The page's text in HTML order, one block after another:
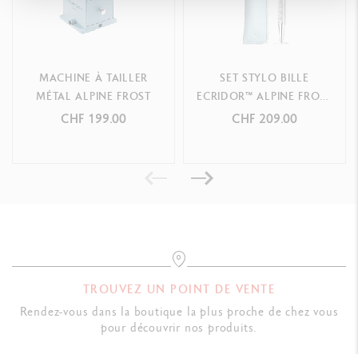
MACHINE À TAILLER
MÉTAL ALPINE FROST
CHF 199.00
SET STYLO BILLE
ECRIDOR™ ALPINE FROST
& ÉTUI BLEU POLAIRE EN
CHF 209.00
TROUVEZ UN POINT DE VENTE
Rendez-vous dans la boutique la plus proche de chez vous
pour découvrir nos produits.